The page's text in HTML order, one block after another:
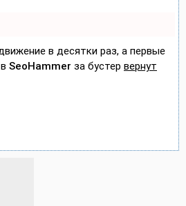
в десятки раз, а первые
SeoHammer за бустер вернут